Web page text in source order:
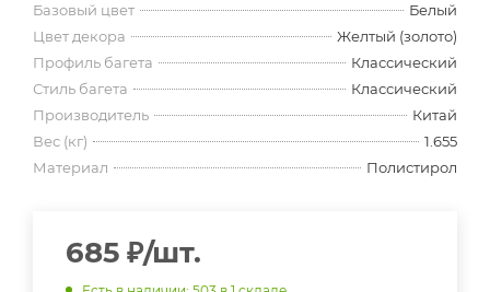
Базовый цвет
Белый
Цвет декора
Желтый (золото)
Профиль багета
Классический
Стиль багета
Классический
Производитель
Китай
Вес (кг)
1.655
Материал
Полистирол
685 ₽/шт.